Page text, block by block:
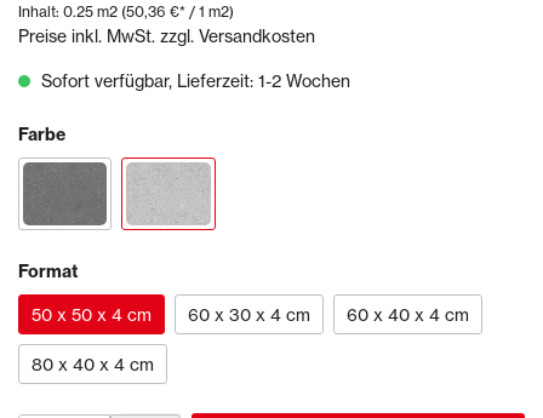
Inhalt: 0.25 m2 (50,36 €* / 1 m2)
Preise inkl. MwSt. zzgl. Versandkosten
Sofort verfügbar, Lieferzeit: 1-2 Wochen
Farbe
Format
50 x 50 x 4 cm 60 x 30 x 4 cm 60 x 40 x 4 cm
80 x 40 x 4 cm